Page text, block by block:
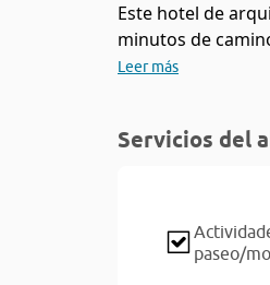
Este hotel de
minutos de
Leer más
Servicios del
paseo/